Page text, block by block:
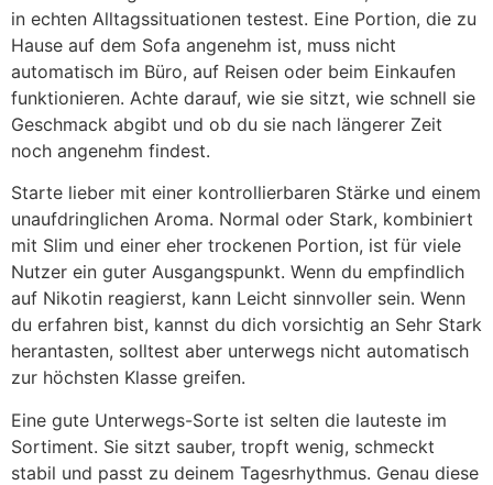
in echten Alltagssituationen testest. Eine Portion, die zu
Hause auf dem Sofa angenehm ist, muss nicht
automatisch im Büro, auf Reisen oder beim Einkaufen
funktionieren. Achte darauf, wie sie sitzt, wie schnell sie
Geschmack abgibt und ob du sie nach längerer Zeit
noch angenehm findest.
Starte lieber mit einer kontrollierbaren Stärke und einem
unaufdringlichen Aroma. Normal oder Stark, kombiniert
mit Slim und einer eher trockenen Portion, ist für viele
Nutzer ein guter Ausgangspunkt. Wenn du empfindlich
auf Nikotin reagierst, kann Leicht sinnvoller sein. Wenn
du erfahren bist, kannst du dich vorsichtig an Sehr Stark
herantasten, solltest aber unterwegs nicht automatisch
zur höchsten Klasse greifen.
Eine gute Unterwegs-Sorte ist selten die lauteste im
Sortiment. Sie sitzt sauber, tropft wenig, schmeckt
stabil und passt zu deinem Tagesrhythmus. Genau diese